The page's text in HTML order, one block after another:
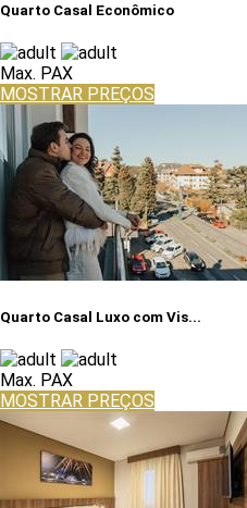
Quarto Casal Econômico
Max. PAX
MOSTRAR PREÇOS
Quarto Casal Luxo com Vis...
Max. PAX
MOSTRAR PREÇOS